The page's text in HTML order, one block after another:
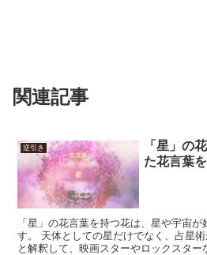
関連記事
逆引き
「星」の
た花言葉
「星」の花言葉を持つ花は、星や宇宙
す。 天体としての星だけでなく、占星術
と解釈して、映画スターやロックスター